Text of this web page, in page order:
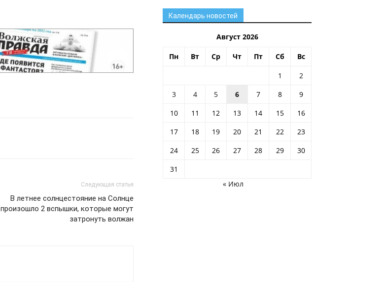
Следующая статья
В летнее солнцестояние на Солнце
произошло 2 вспышки, которые могут
затронуть волжан
Календарь новостей
Август 2026
Пн Вт Ср Чт Пт Сб Вс
1
2
3
4 5 6 7 8
9
10
11 12 13 14 15
16
17
18 19 20 21 22
23
24
25 26 27 28 29
30
31
« Июл